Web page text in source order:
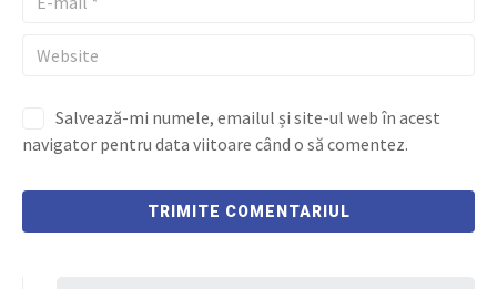
Salvează-mi numele, emailul și site-ul web în acest
navigator pentru data viitoare când o să comentez.